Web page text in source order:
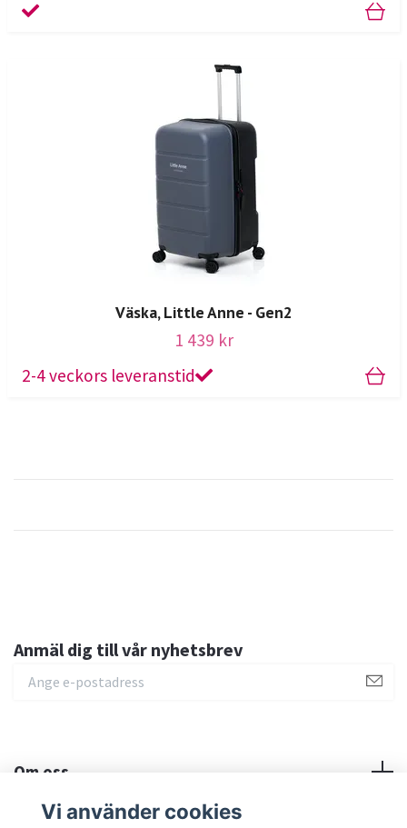
Väska, Little Anne - Gen2
1 439 kr
2-4 veckors leveranstid
Anmäl dig till vår nyhetsbrev
Om oss
Vi använder cookies